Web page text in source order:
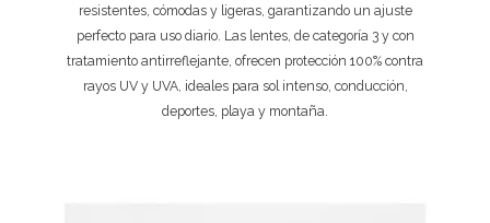
resistentes, cómodas y ligeras, garantizando un ajuste
perfecto para uso diario. Las lentes, de categoría 3 y con
tratamiento antirreflejante, ofrecen protección 100% contra
rayos UV y UVA, ideales para sol intenso, conducción,
deportes, playa y montaña.